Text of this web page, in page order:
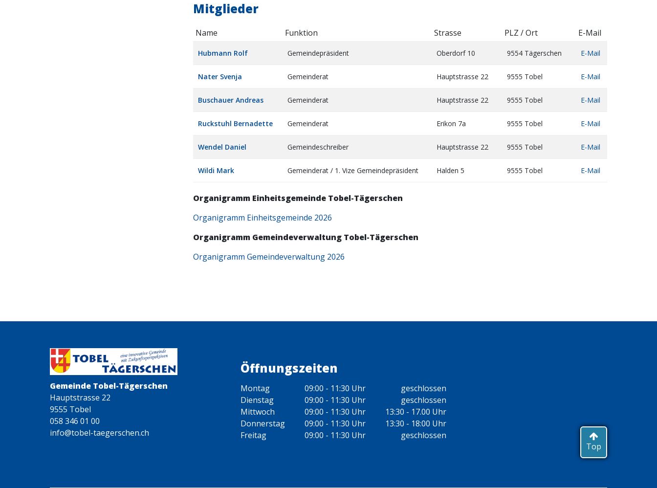
Mitglieder
Name Funktion Strasse PLZ / Ort E-Mail
Hubmann Rolf Gemeindepräsident Oberdorf 10 9554 Tägerschen E-Mail
Nater Svenja Gemeinderat Hauptstrasse 22 9555 Tobel E-Mail
Buschauer Andreas Gemeinderat Hauptstrasse 22 9555 Tobel E-Mail
Ruckstuhl Bernadette Gemeinderat Erikon 7a 9555 Tobel E-Mail
Wendel Daniel Gemeindeschreiber Hauptstrasse 22 9555 Tobel E-Mail
Wildi Mark Gemeinderat / 1. Vize Gemeindepräsident Halden 5 9555 Tobel E-Mail
Organigramm Einheitsgemeinde Tobel-Tägerschen
Organigramm Einheitsgemeinde 2026
Organigramm Gemeindeverwaltung Tobel-Tägerschen
Organigramm Gemeindeverwaltung 2026
Öffnungszeiten
Gemeinde Tobel-Tägerschen
Hauptstrasse 22
9555 Tobel
058 346 01 00
info@tobel-taegerschen.ch
Montag
Dienstag
Mittwoch
Donnerstag
Freitag
09:00 - 11:30 Uhr
09:00 - 11:30 Uhr
09:00 - 11:30 Uhr
09:00 - 11:30 Uhr
09:00 - 11:30 Uhr
geschlossen
geschlossen
13:30 - 17.00 Uhr
13:30 - 18:00 Uhr
geschlossen
Top